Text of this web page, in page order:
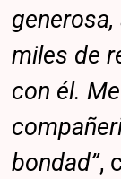
miles de
con él.
bondad”,